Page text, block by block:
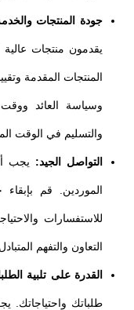
جودة المنتجات
يقدمون منتجات
المنتجات المقدمة
وسياسة العائد ووقت
والتسليم في الوقت
التواصل الجيد: يجب
الموردين. قم
للاستفسارات
التعاون والتفهم المتبادل.
القدرة على تلبية
طلباتك واحتياجاتك.